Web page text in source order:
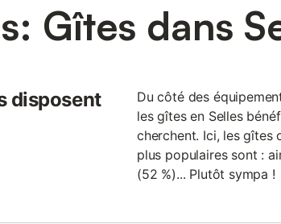
Gîtes dans
disposent
Du côté des
les gîtes en Selles
cherchent. Ici, les gîtes
plus populaires sont :
(52 %)... Plutôt sympa !